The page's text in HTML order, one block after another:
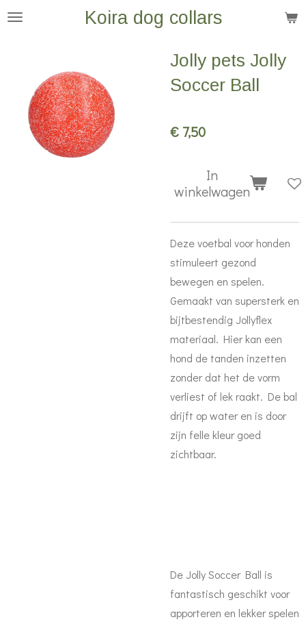
Ga
hoofdinhoud
Koira dog collars
Jolly pets Jolly
Soccer Ball
€ 7,50
In
winkelwagen
Deze voetbal voor honden
stimuleert gezond
bewegen en spelen.
Gemaakt van supersterk en
bijtbestendig Jollyflex
materiaal. Hier kan een
hond de tanden inzetten
zonder dat het de vorm
verliest of lek raakt. De bal
drijft op water en is door
zijn felle kleur goed
zichtbaar.
De Jolly Soccer Ball is
fantastisch geschikt voor
apporteren en lekker spelen